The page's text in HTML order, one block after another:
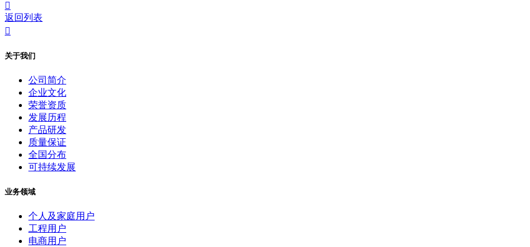

返回列表

关于我们
公司简介
企业文化
荣誉资质
发展历程
产品研发
质量保证
全国分布
可持续发展
业务领域
个人及家庭用户
工程用户
电商用户